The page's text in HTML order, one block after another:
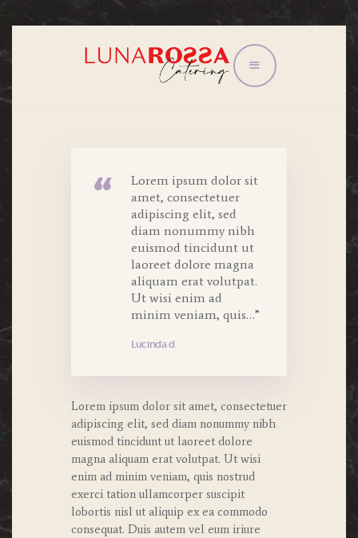
CONTATTI
PRIVACY POLICY
Lorem ipsum dolor sit
amet, consectetuer
adipiscing elit, sed
diam nonummy nibh
euismod tincidunt ut
laoreet dolore magna
aliquam erat volutpat.
Ut wisi enim ad
minim veniam, quis…”
Lucinda d.
Lorem ipsum dolor sit amet, consectetuer
adipiscing elit, sed diam nonummy nibh
euismod tincidunt ut laoreet dolore
magna aliquam erat volutpat. Ut wisi
enim ad minim veniam, quis nostrud
exerci tation ullamcorper suscipit
lobortis nisl ut aliquip ex ea commodo
consequat. Duis autem vel eum iriure